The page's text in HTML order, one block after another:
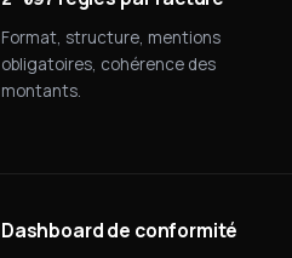
Format, structure, mentions
obligatoires, cohérence des
montants.
Dashboard de conformité